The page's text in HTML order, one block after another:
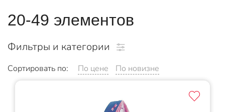
20-49 элементов
Фильтры и категории
Сортировать по: По цене По новизне